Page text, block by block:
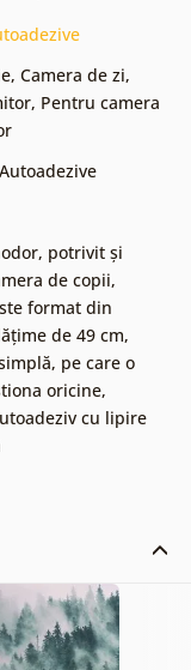
, Camera de zi,
, Pentru camera
Autoadezive
potrivit și
de copii,
format din
de 49 cm,
pe care o
oricine,
cu lipire